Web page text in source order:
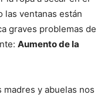
las ventanas están
graves problemas de
Aumento de la
y abuelas nos